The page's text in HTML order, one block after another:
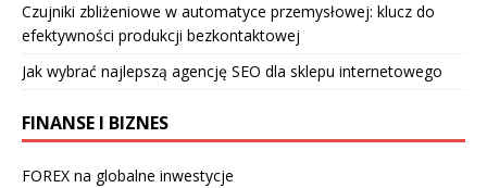
Czujniki zbliżeniowe w automatyce przemysłowej: klucz do
efektywności produkcji bezkontaktowej
Jak wybrać najlepszą agencję SEO dla sklepu internetowego
FINANSE I BIZNES
FOREX na globalne inwestycje